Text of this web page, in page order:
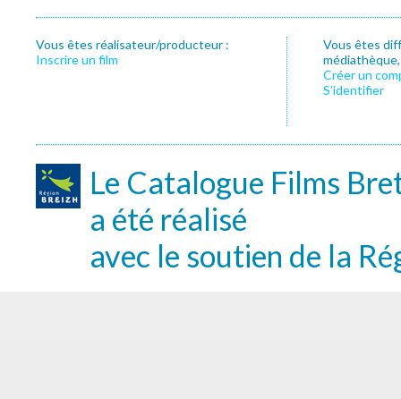
Vous êtes réalisateur/producteur :
Inscrire un film
Vous êtes
Créer un
S’identifier
Le Catalogue Films
a été réalisé
avec le soutien de la